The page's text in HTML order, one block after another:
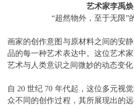
艺术家李禹焕
“超然物外，至于无限”
画家的创作意图与原材料之间的安
品的每一种艺术表达中。这位艺术
艺术与人类意识之间微妙的动态变化
自 20 世纪 70 年代起，这位多元视
众不同的创作过程，其所展现出的